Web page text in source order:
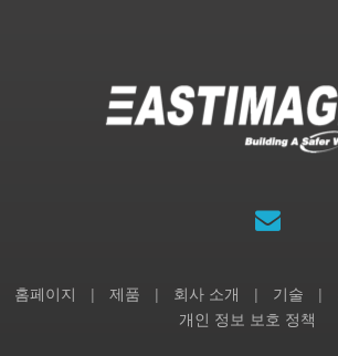
홈페이지 | 제품 | 회사 소개 | 기술 |
개인 정보 보호 정책